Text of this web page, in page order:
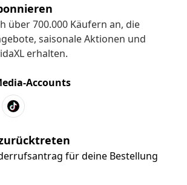
über 700.000 Käufern an, die
saisonale Aktionen und
erhalten.
Accounts
für deine Bestellung